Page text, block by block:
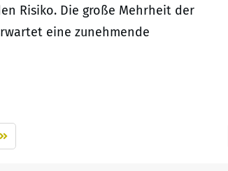
Risiko. Die große Mehrheit der
eine zunehmende